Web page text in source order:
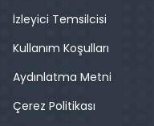
İzleyici Temsilcisi
Kullanım Koşulları
Aydınlatma Metni
Çerez Politikası